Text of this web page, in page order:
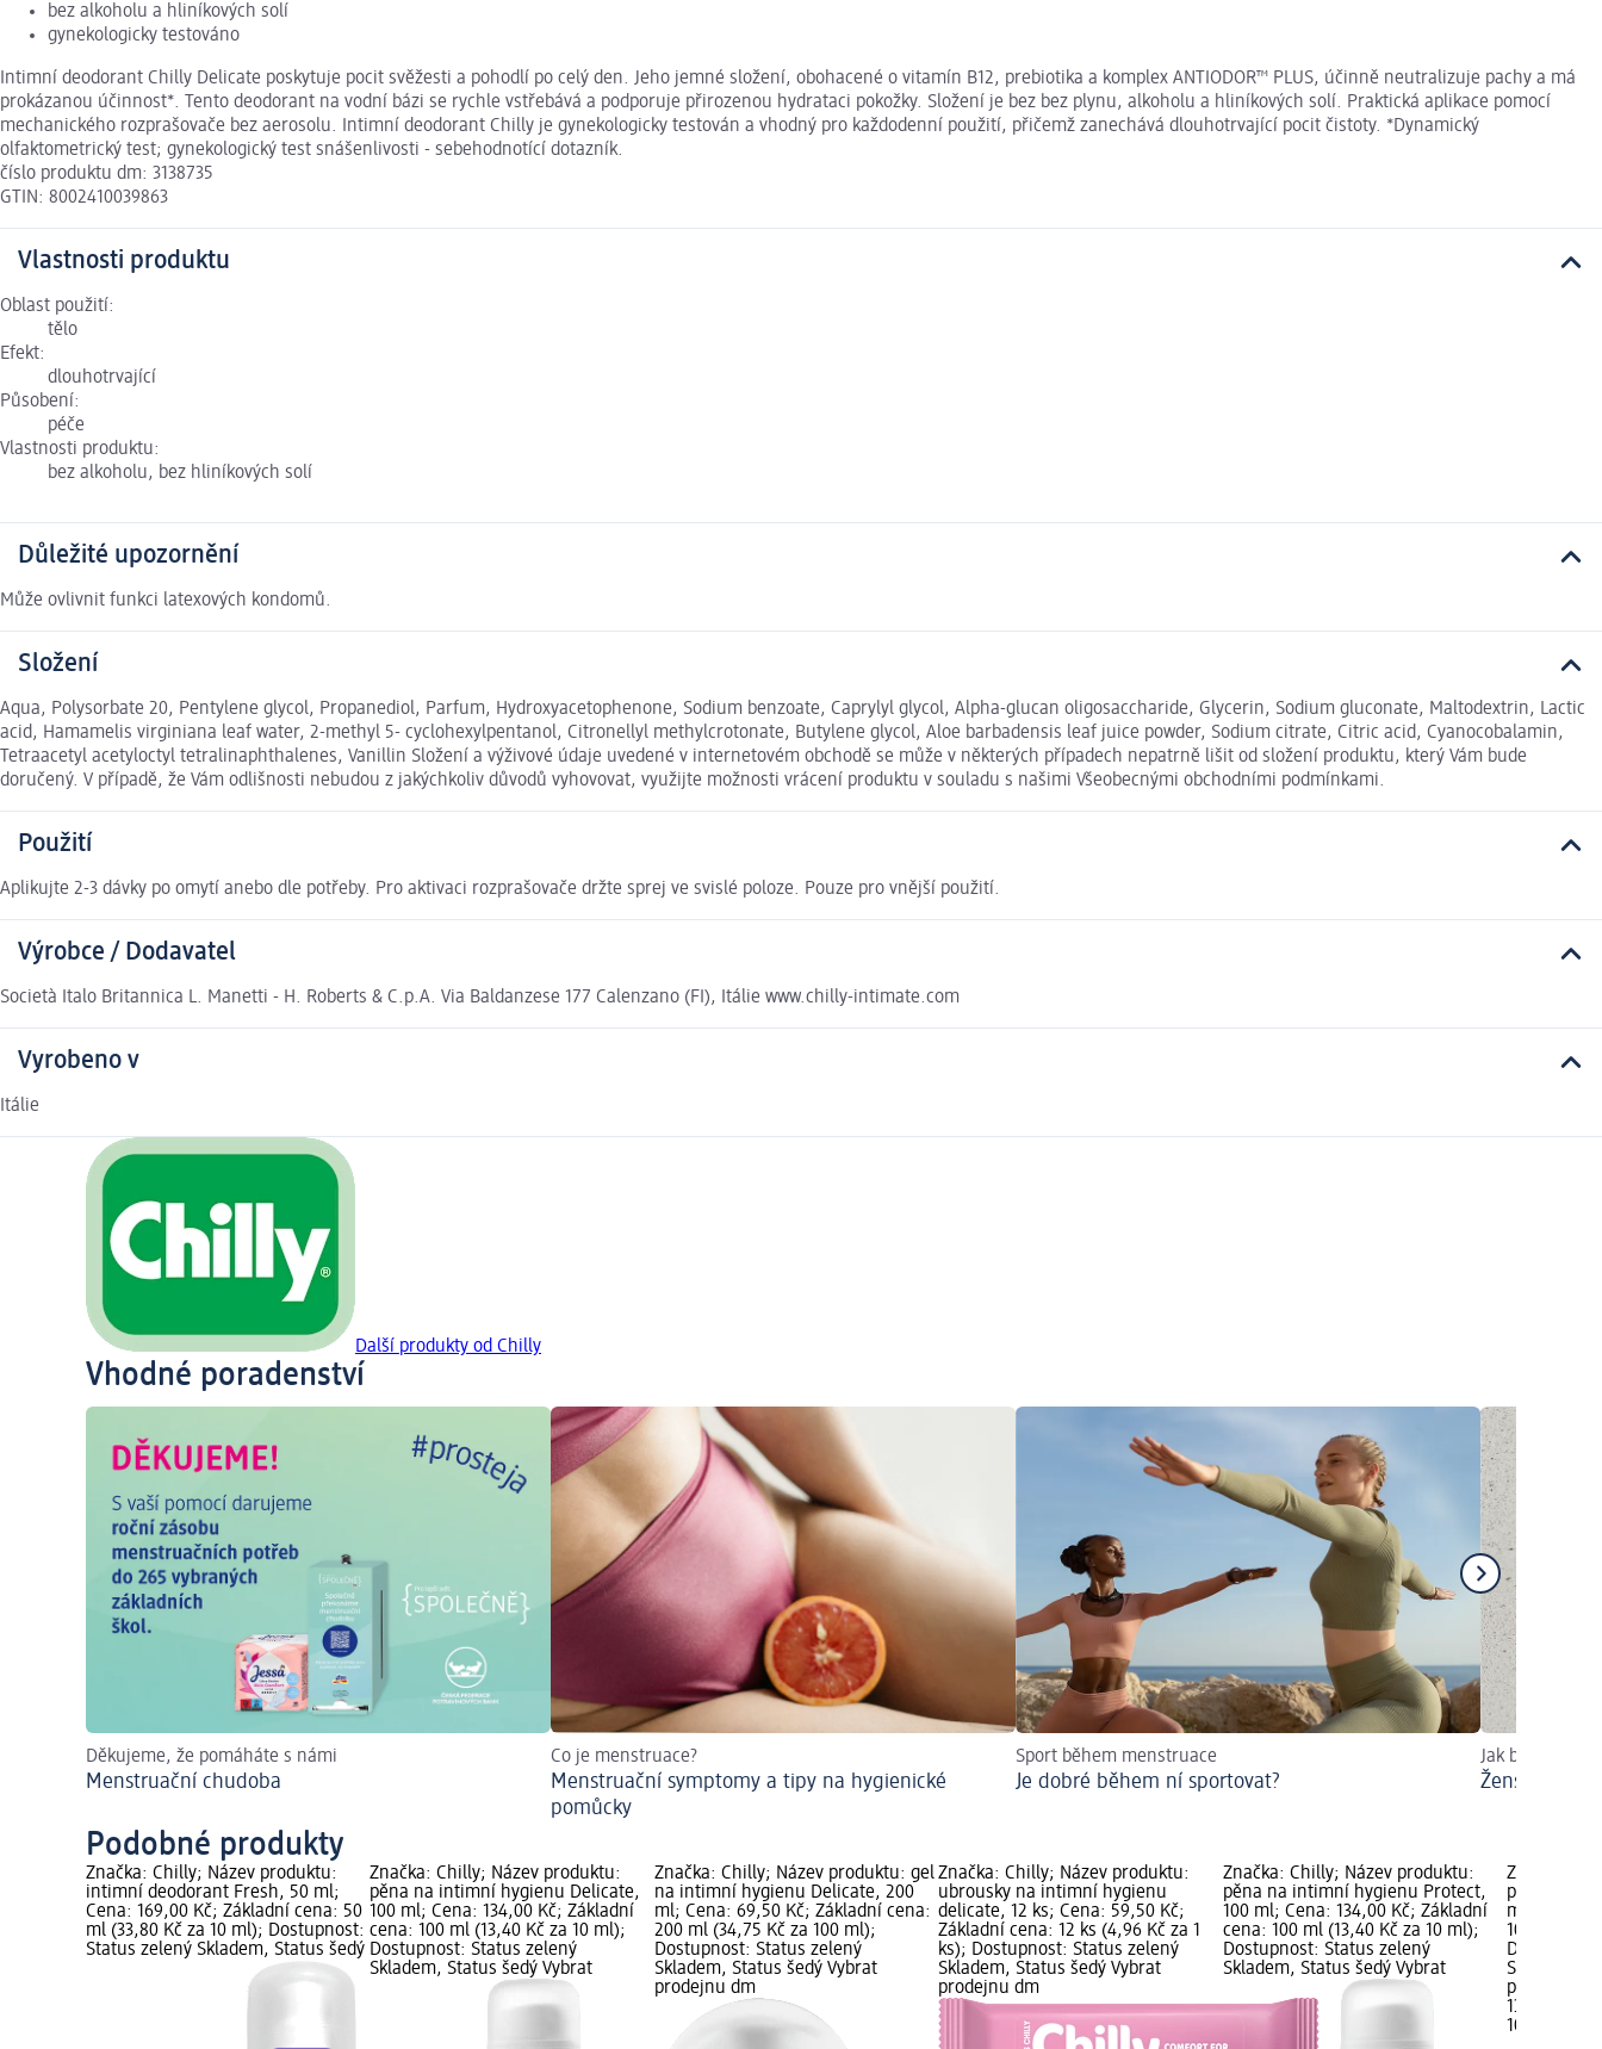
bez alkoholu a hliníkových solí
gynekologicky testováno
Intimní deodorant Chilly Delicate poskytuje pocit svěžesti a pohodlí po celý den. Jeho jemné složení, obohacené o vitamín B12, prebiotika a komplex ANTIODOR™ PLUS, účinně neutralizuje pachy a má
prokázanou účinnost*. Tento deodorant na vodní bázi se rychle vstřebává a podporuje přirozenou hydrataci pokožky. Složení je bez bez plynu, alkoholu a hliníkových solí. Praktická aplikace pomocí
mechanického rozprašovače bez aerosolu. Intimní deodorant Chilly je gynekologicky testován a vhodný pro každodenní použití, přičemž zanechává dlouhotrvající pocit čistoty. *Dynamický
olfaktometrický test; gynekologický test snášenlivosti - sebehodnotící dotazník.
číslo produktu dm: 3138735
GTIN: 8002410039863
Vlastnosti produktu
Oblast použití:
tělo
Efekt:
dlouhotrvající
Působení:
péče
Vlastnosti produktu:
bez alkoholu, bez hliníkových solí
Důležité upozornění
Může ovlivnit funkci latexových kondomů.
Složení
Aqua, Polysorbate 20, Pentylene glycol, Propanediol, Parfum, Hydroxyacetophenone, Sodium benzoate, Caprylyl glycol, Alpha-glucan oligosaccharide, Glycerin, Sodium gluconate, Maltodextrin, Lactic
acid, Hamamelis virginiana leaf water, 2-methyl 5- cyclohexylpentanol, Citronellyl methylcrotonate, Butylene glycol, Aloe barbadensis leaf juice powder, Sodium citrate, Citric acid, Cyanocobalamin,
Tetraacetyl acetyloctyl tetralinaphthalenes, Vanillin Složení a výživové údaje uvedené v internetovém obchodě se může v některých případech nepatrně lišit od složení produktu, který Vám bude
doručený. V případě, že Vám odlišnosti nebudou z jakýchkoliv důvodů vyhovovat, využijte možnosti vrácení produktu v souladu s našimi Všeobecnými obchodními podmínkami.
Použití
Aplikujte 2-3 dávky po omytí anebo dle potřeby. Pro aktivaci rozprašovače držte sprej ve svislé poloze. Pouze pro vnější použití.
Výrobce / Dodavatel
Società Italo Britannica L. Manetti - H. Roberts & C.p.A. Via Baldanzese 177 Calenzano (FI), Itálie www.chilly-intimate.com
Vyrobeno v
Itálie
Další produkty od Chilly
Vhodné poradenství
Děkujeme, že pomáháte s námi
Menstruační chudoba
Co je menstruace?
Menstruační symptomy a tipy na hygienické
pomůcky
Sport během menstruace
Je dobré během ní sportovat?
Jak by měl
Ženský
Podobné produkty
Značka: Chilly; Název produktu:
intimní deodorant Fresh, 50 ml;
Cena: 169,00 Kč; Základní cena: 50
ml (33,80 Kč za 10 ml); Dostupnost:
Status zelený Skladem, Status šedý
Značka: Chilly; Název produktu:
pěna na intimní hygienu Delicate,
100 ml; Cena: 134,00 Kč; Základní
cena: 100 ml (13,40 Kč za 10 ml);
Dostupnost: Status zelený
Skladem, Status šedý Vybrat
Značka: Chilly; Název produktu: gel
na intimní hygienu Delicate, 200
ml; Cena: 69,50 Kč; Základní cena:
200 ml (34,75 Kč za 100 ml);
Dostupnost: Status zelený
Skladem, Status šedý Vybrat
prodejnu dm
Značka: Chilly; Název produktu:
ubrousky na intimní hygienu
delicate, 12 ks; Cena: 59,50 Kč;
Základní cena: 12 ks (4,96 Kč za 1
ks); Dostupnost: Status zelený
Skladem, Status šedý Vybrat
prodejnu dm
Značka: Chilly; Název produktu:
pěna na intimní hygienu Protect,
100 ml; Cena: 134,00 Kč; Základní
cena: 100 ml (13,40 Kč za 10 ml);
Dostupnost: Status zelený
Skladem, Status šedý Vybrat
Značka:
pěna na
ml; Cena:
100 ml
Skladem,
prodejnu
134,00 Kč
100 ml